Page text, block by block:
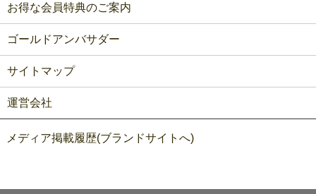
お得な会員特典のご案内
ゴールドアンバサダー
サイトマップ
運営会社
メディア掲載履歴(ブランドサイトへ)